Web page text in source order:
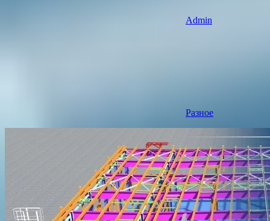
Admin
Разное